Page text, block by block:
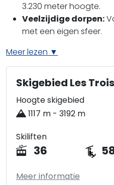
3.230 meter hoogte.
Veelzijdige dorpen:
met een eigen sfeer.
Meer lezen ▼
Skigebied Les
Hoogte skigebied
1117 m - 3192 m
Skiliften
36
Meer informatie